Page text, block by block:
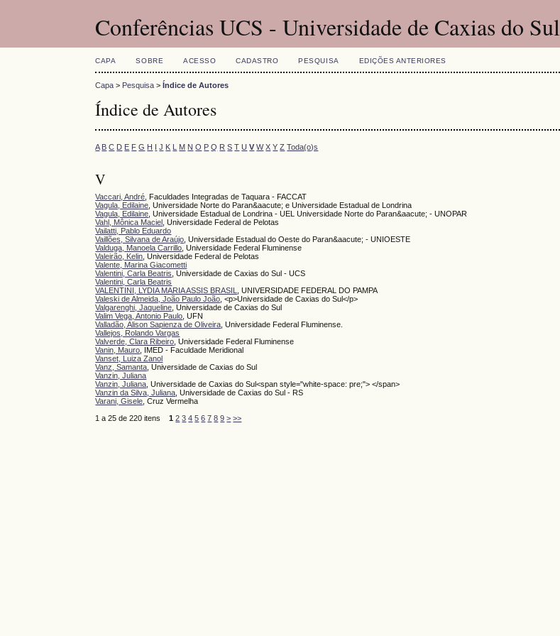
Conferências UCS - Universidade de Caxias do Sul
CAPA SOBRE ACESSO CADASTRO PESQUISA EDIÇÕES ANTERIORES
Capa > Pesquisa >Índice de Autores
Índice de Autores
A B C D E F G H I J K L M N O P Q R S T U V W X Y Z Toda(o)s
V
Vaccari, André , Faculdades Integradas de Taquara - FACCAT
Vagula, Edilaine , Universidade Norte do Paran&aacute; e Universidade Estadual de Londrina
Vagula, Edilaine , Universidade Estadual de Londrina - UEL Universidade Norte do Paran&aacute; - UNOPAR
Vahl, Mônica Maciel
, Universidade Federal de Pelotas
Vailatti, Pablo Eduardo
Vaillões, Silvana de Araújo , Universidade Estadual do Oeste do Paran&aacute; - UNIOESTE
Valduga, Manoela Carrillo , Universidade Federal Fluminense
Valeirão, Kelin , Universidade Federal de Pelotas
Valente, Marina Giacometti
Valentini, Carla Beatris , Universidade de Caxias do Sul - UCS
Valentini, Carla Beatris
VALENTINI, LYDIA MARIA ASSIS BRASIL
, UNIVERSIDADE FEDERAL DO PAMPA
Valeski de Almeida, João Paulo João , <p>Universidade de Caxias do Sul</p>
Valgarenghi, Jaqueline , Universidade de Caxias do Sul
Valim Vega, Antonio Paulo , UFN
Valladão, Alison Sapienza de Oliveira , Universidade Federal Fluminense.
Vallejos, Rolando Vargas
Valverde, Clara Ribeiro , Universidade Federal Fluminense
Vanin, Mauro , IMED - Faculdade Meridional
Vanset, Luiza Zanol
Vanz, Samanta , Universidade de Caxias do Sul
Vanzin, Juliana
Vanzin, Juliana , Universidade de Caxias do Sul<span style="white-space: pre;"> </span>
Vanzin da Silva, Juliana , Universidade de Caxias do Sul - RS
Varani, Gisele , Cruz Vermelha
1 a 25 de 220 itens1 2 3 4 5 6 7 8 9 > >>